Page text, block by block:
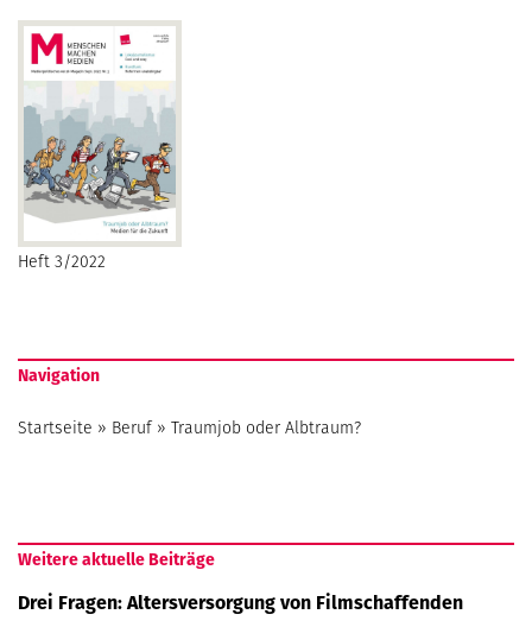
Heft 3/2022
Navigation
Startseite » Beruf» Traumjob oder Albtraum?
Weitere aktuelle Beiträge
Drei Fragen: Altersversorgung von Filmschaffenden